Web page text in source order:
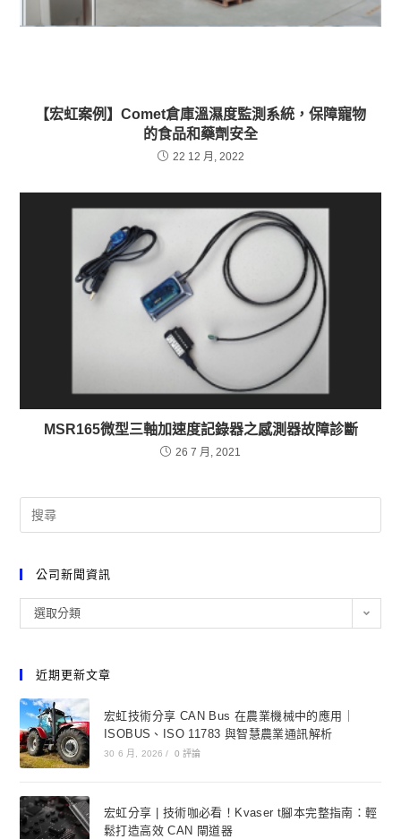
【宏虹案例】Comet倉庫溫濕度監測系統，保障寵物
的食品和藥劑安全
22 12 月, 2022
MSR165微型三軸加速度記錄器之感測器故障診斷
26 7 月, 2021
公司新聞資訊
選取分類
近期更新文章
宏虹技術分享 CAN Bus 在農業機械中的應用｜
ISOBUS、ISO 11783 與智慧農業通訊解析
30 6 月, 2026 / 0 評論
宏虹分享 | 技術咖必看！Kvaser t腳本完整指南：輕
鬆打造高效 CAN 閘道器